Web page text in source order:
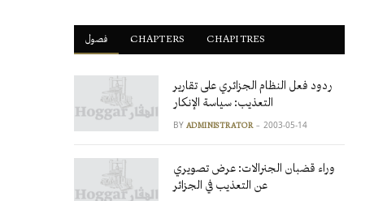
فصول ْCHAPTERS CHAPITRES
ردود فعل النظام الجزائري على تقارير
التعذيب: سياسة الإنكار
BY ADMINISTRATOR 2003-05-14
وراء قضبان الجنرالات: عرض تصويري
عن التعذيب في الجزائر